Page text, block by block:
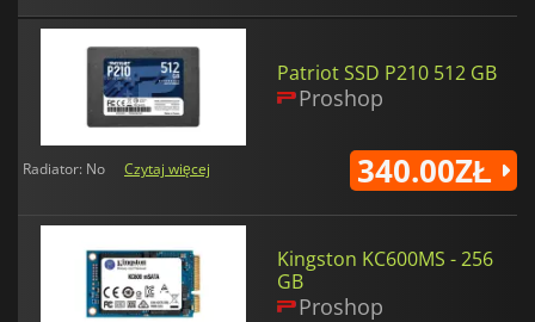
Patriot SSD P210 512 GB
Proshop
Radiator: No Czytaj więcej 340.00ZŁ
Kingston KC600MS - 256
GB
Proshop